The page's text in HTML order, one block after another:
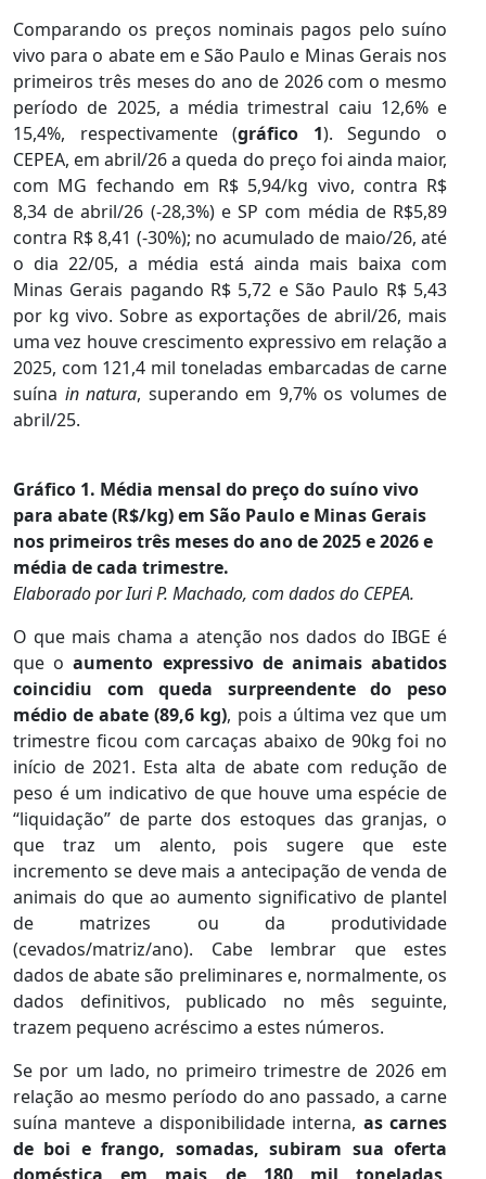
Comparando os preços nominais pagos pelo suíno
vivo para o abate em e São Paulo e Minas Gerais nos
primeiros três meses do ano de 2026 com o mesmo
período de 2025, a média trimestral caiu 12,6% e
15,4%, respectivamente (gráfico 1). Segundo o
CEPEA, em abril/26 a queda do preço foi ainda maior,
com MG fechando em R$ 5,94/kg vivo, contra R$
8,34 de abril/26 (-28,3%) e SP com média de R$5,89
contra R$ 8,41 (-30%); no acumulado de maio/26, até
o dia 22/05, a média está ainda mais baixa com
Minas Gerais pagando R$ 5,72 e São Paulo R$ 5,43
por kg vivo. Sobre as exportações de abril/26, mais
uma vez houve crescimento expressivo em relação a
2025, com 121,4 mil toneladas embarcadas de carne
suína in natura, superando em 9,7% os volumes de
abril/25.
Gráfico 1. Média mensal do preço do suíno vivo
para abate (R$/kg) em São Paulo e Minas Gerais
nos primeiros três meses do ano de 2025 e 2026 e
média de cada trimestre.
Elaborado por Iuri P. Machado, com dados do CEPEA.
O que mais chama a atenção nos dados do IBGE é
que o aumento expressivo de animais abatidos
coincidiu com queda surpreendente do peso
médio de abate (89,6 kg), pois a última vez que um
trimestre ficou com carcaças abaixo de 90kg foi no
início de 2021. Esta alta de abate com redução de
peso é um indicativo de que houve uma espécie de
“liquidação” de parte dos estoques das granjas, o
que traz um alento, pois sugere que este
incremento se deve mais a antecipação de venda de
animais do que ao aumento significativo de plantel
de matrizes ou da produtividade
(cevados/matriz/ano). Cabe lembrar que estes
dados de abate são preliminares e, normalmente, os
dados definitivos, publicado no mês seguinte,
trazem pequeno acréscimo a estes números.
Se por um lado, no primeiro trimestre de 2026 em
relação ao mesmo período do ano passado, a carne
suína manteve a disponibilidade interna, as carnes
de boi e frango, somadas, subiram sua oferta